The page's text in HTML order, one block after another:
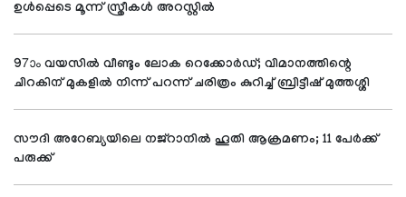
ഉള്‍പ്പെടെ മൂന്ന് സ്ത്രീകള്‍ അറസ്റ്റില്‍
97ാം വയസില്‍ വീണ്ടും ലോക റെക്കോര്‍ഡ്; വിമാനത്തിന്റെ
ചിറകിന് മുകളില്‍ നിന്ന് പറന്ന് ചരിത്രം കുറിച്ച് ബ്രിട്ടീഷ് മുത്തശ്ശി
സൗദി അറേബ്യയിലെ നജ്റാനില്‍ ഹൂതി ആക്രമണം; 11 പേര്‍ക്ക്
പരുക്ക്